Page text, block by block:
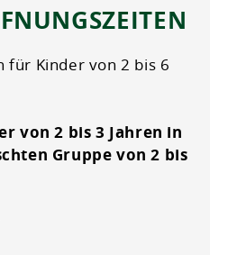
für Kinder von 2 bis 6
von 2 bis 3 Jahren in
Gruppe von 2 bis